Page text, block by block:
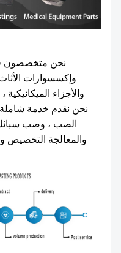
نحن متخصصون
وإكسسوارات
والأجزاء
نحن نقدم خدمة
الصب ، وصب سبائك
والمعالجة التخصيص